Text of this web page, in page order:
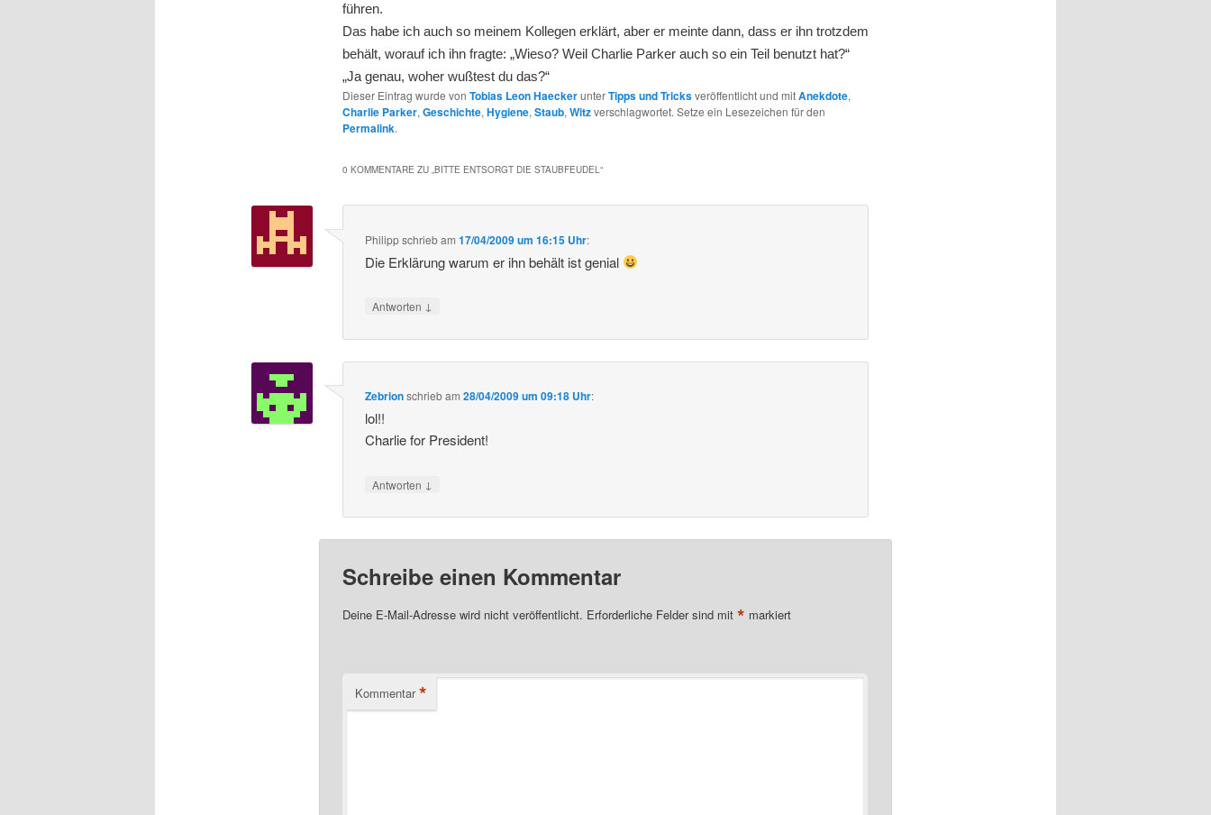
führen.
Das habe ich auch so meinem Kollegen erklärt, aber er meinte dann, dass er ihn trotzdem
behält, worauf ich ihn fragte: „Wieso? Weil Charlie Parker auch so ein Teil benutzt hat?“
„Ja genau, woher wußtest du das?“
Dieser Eintrag wurde von Tobias Leon HaeckerunterTipps und Tricksveröffentlicht und mitAnekdote,
Charlie Parker, Geschichte, Hygiene, Staub, Witzverschlagwortet. Setze ein Lesezeichen für den
Permalink.
0 KOMMENTARE ZU „BITTE ENTSORGT DIE STAUBFEUDEL“
Philippschriebam17/04/2009 um 16:15 Uhr:
Die Erklärung warum er ihn behält ist genial
Antworten ↓
Zebrionschriebam28/04/2009 um 09:18 Uhr:
lol!!
Charlie for President!
Antworten ↓
Schreibe einen Kommentar
Deine E-Mail-Adresse wird nicht veröffentlicht. Erforderliche Felder sind mit * markiert
Kommentar *